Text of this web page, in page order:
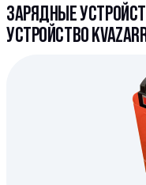
ЗАРЯДНЫЕ
УСТРОЙСТВО